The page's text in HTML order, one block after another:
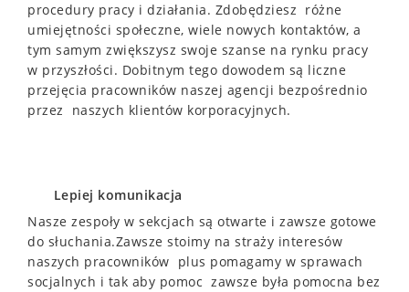
procedury pracy i działania. Zdobędziesz różne
umiejętności społeczne, wiele nowych kontaktów, a
tym samym zwiększysz swoje szanse na rynku pracy
w przyszłości. Dobitnym tego dowodem są liczne
przejęcia pracowników naszej agencji bezpośrednio
przez naszych klientów korporacyjnych.
Lepiej komunikacja
Nasze zespoły w sekcjach są otwarte i zawsze gotowe
do słuchania.Zawsze stoimy na straży interesów
naszych pracowników plus pomagamy w sprawach
socjalnych i tak aby pomoc zawsze była pomocna bez